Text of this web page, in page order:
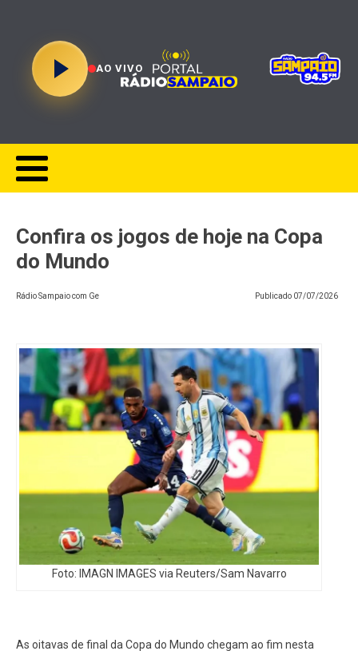
AO VIVO
Confira os jogos de hoje na Copa
do Mundo
Rádio Sampaio com Ge Publicado 07/07/2026
Foto: IMAGN IMAGES via Reuters/Sam Navarro
As oitavas de final da Copa do Mundo chegam ao fim nesta